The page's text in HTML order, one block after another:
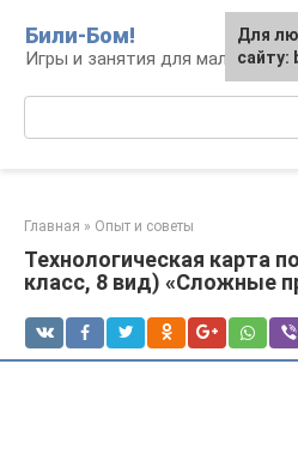
контенту
Били-Бом!
Игры и занятия для малышей и
Главная » Опыт и советы
Технологическая карта
класс, 8 вид) «Сложные
Для
сайту: